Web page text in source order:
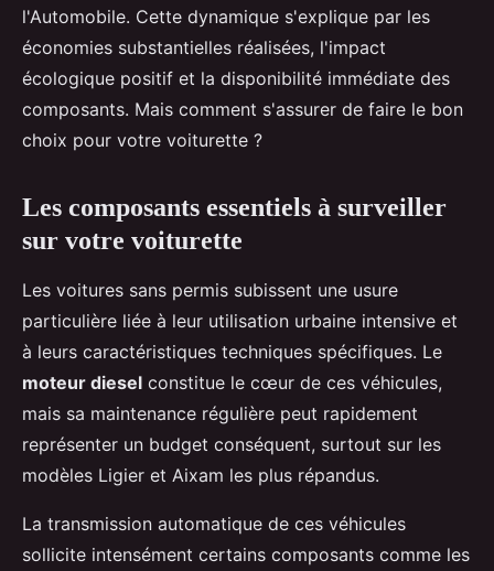
l'Automobile. Cette dynamique s'explique par les
économies substantielles réalisées, l'impact
écologique positif et la disponibilité immédiate des
composants. Mais comment s'assurer de faire le bon
choix pour votre voiturette ?
Les composants essentiels à surveiller
sur votre voiturette
Les voitures sans permis subissent une usure
particulière liée à leur utilisation urbaine intensive et
à leurs caractéristiques techniques spécifiques. Le
moteur diesel constitue le cœur de ces véhicules,
mais sa maintenance régulière peut rapidement
représenter un budget conséquent, surtout sur les
modèles Ligier et Aixam les plus répandus.
La transmission automatique de ces véhicules
sollicite intensément certains composants comme les